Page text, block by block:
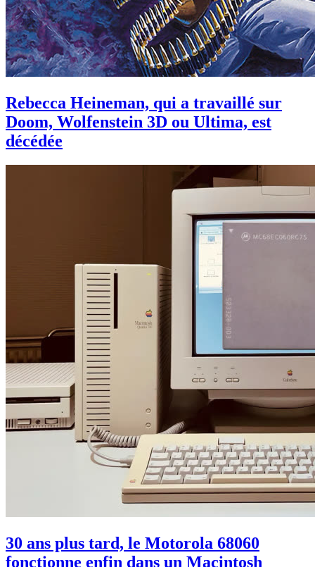
Rebecca Heineman, qui a travaillé sur
Doom, Wolfenstein 3D ou Ultima, est
décédée
30 ans plus tard, le Motorola 68060
fonctionne enfin dans un Macintosh